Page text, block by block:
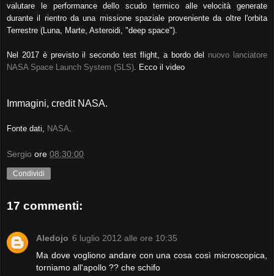
valutare le performance dello scudo termico alle velocità generate
durante il rientro da una missione spaziale proveniente da oltre l'orbita
Terrestre (Luna, Marte, Asteroidi, "deep space").
Nel 2017 è previsto il secondo test flight, a bordo del nuovo lanciatore
NASA Space Launch System (SLS) . Ecco il video
Immagini, credit NASA.
Fonte dati, NASA
Sergio ore 08:30:00
Condividi
17 commenti:
Aledojo 6 luglio 2012 alle ore 10:35
Ma dove vogliono andare con una cosa così microscopica,
torniamo all'apollo ?? che schifo